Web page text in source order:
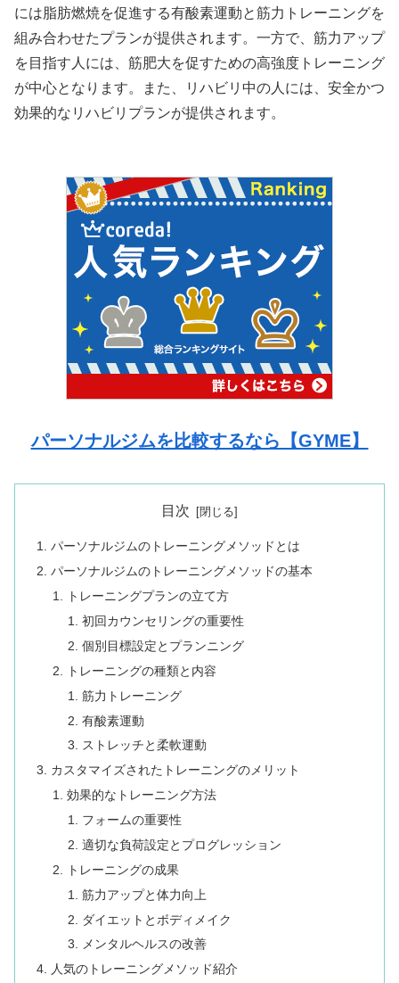
には脂肪燃焼を促進する有酸素運動と筋力トレーニングを
組み合わせたプランが提供されます。一方で、筋力アップ
を目指す人には、筋肥大を促すための高強度トレーニング
が中心となります。また、リハビリ中の人には、安全かつ
効果的なリハビリプランが提供されます。
パーソナルジムを比較するなら【GYME】
目次
パーソナルジムのトレーニングメソッドとは
パーソナルジムのトレーニングメソッドの基本
トレーニングプランの立て方
初回カウンセリングの重要性
個別目標設定とプランニング
トレーニングの種類と内容
筋力トレーニング
有酸素運動
ストレッチと柔軟運動
カスタマイズされたトレーニングのメリット
効果的なトレーニング方法
フォームの重要性
適切な負荷設定とプログレッション
トレーニングの成果
筋力アップと体力向上
ダイエットとボディメイク
メンタルヘルスの改善
人気のトレーニングメソッド紹介